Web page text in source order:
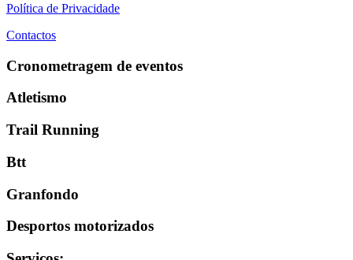
Política de Privacidade
Contactos
Cronometragem de eventos
Atletismo
Trail Running
Btt
Granfondo
Desportos motorizados